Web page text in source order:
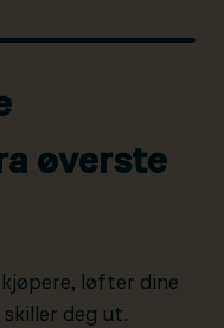
øverste
løfter dine
deg ut.